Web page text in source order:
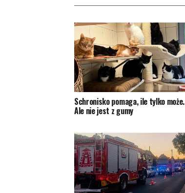
Schronisko pomaga, ile tylko może.
Ale nie jest z gumy